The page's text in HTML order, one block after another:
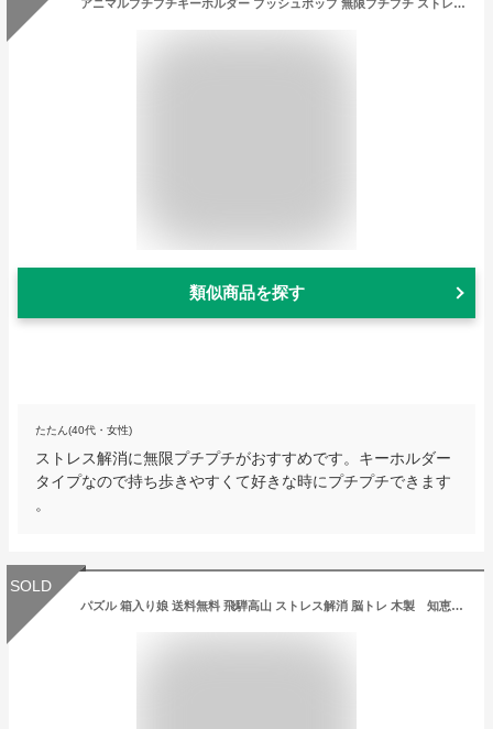
アニマルプチプチキーホルダー プッシュポップ 無限プチプチ ストレス解消 おもちゃ アニマル ウサギ クマ ダイナソー キーホルダー おもちゃ プチプチ 迷路
類似商品を探す
たたん(40代・女性)
ストレス解消に無限プチプチがおすすめです。キーホルダー
タイプなので持ち歩きやすくて好きな時にプチプチできます
。
SOLD
パズル 箱入り娘 送料無料 飛騨高山 ストレス解消 脳トレ 木製 知恵パズル 難しい 雑貨 プレゼント 引越し祝い 新築祝い 結婚祝い 引っ越し祝い ギフト 専門 お返し 置物 アイテム お土産 家具 インテリア キャンプ